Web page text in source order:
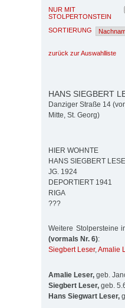
NUR MIT
STOLPERTONSTEIN
SORTIERUNG
zurück zur Auswahlliste
HANS SIEGBERT
Danziger Straße 14
Mitte, St. Georg)
HIER WOHNTE
HANS SIEGBERT
JG. 1924
DEPORTIERT 1941
RIGA
???
Weitere Stolpersteine
(vormals Nr. 6):
Siegbert Leser,Amalie
Amalie Leser, geb.
Siegbert Leser, geb.
Hans Siegwart Leser,